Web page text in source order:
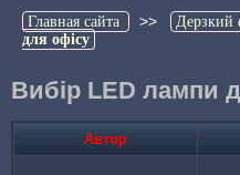
Главная сайта >> Дерзкий
для офісу
Вибір LED лампи
Автор